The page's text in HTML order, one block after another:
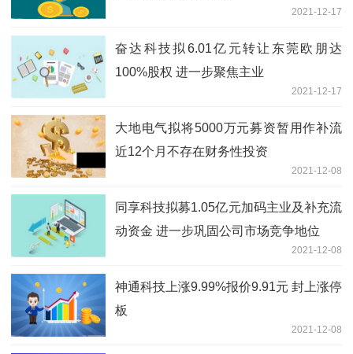
2021-12-17
奋达科技拟6.01亿元转让东莞欧朋达
100%股权 进一步聚焦主业
2021-12-17
大地电气拟将5000万元募资暂用作补流
近12个月不存在财务性投资
2021-12-08
同享科技拟募1.05亿元加码主业及补充流
动资金 进一步巩固公司市场竞争地位
2021-12-08
神通科技上涨9.99%报价9.91元 封上涨停
板
2021-12-08